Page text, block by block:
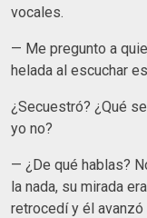
vocales.
— Me pregunto a
helada al escuchar
¿Secuestró? ¿Qué
yo no?
— ¿De qué hablas?
la nada, su mirada
retrocedí y él avanzó